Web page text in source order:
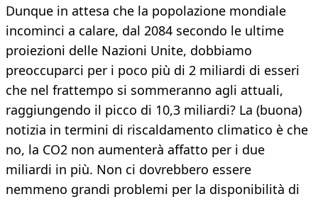
Dunque in attesa che la popolazione mondiale
incominci a calare, dal 2084 secondo le ultime
proiezioni delle Nazioni Unite, dobbiamo
preoccuparci per i poco più di 2 miliardi di esseri
che nel frattempo si sommeranno agli attuali,
raggiungendo il picco di 10,3 miliardi? La (buona)
notizia in termini di riscaldamento climatico è che
no, la CO2 non aumenterà affatto per i due
miliardi in più. Non ci dovrebbero essere
nemmeno grandi problemi per la disponibilità di